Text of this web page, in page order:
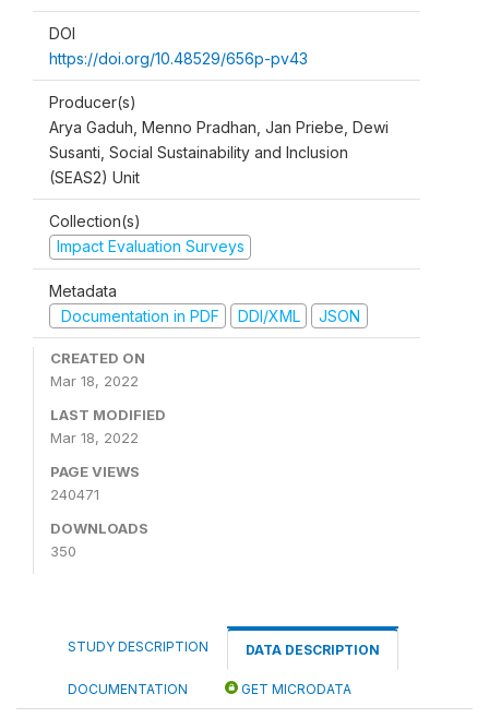
DOI
https://doi.org/10.48529/656p-pv43
Producer(s)
Arya Gaduh, Menno Pradhan, Jan Priebe, Dewi
Susanti, Social Sustainability and Inclusion
(SEAS2) Unit
Collection(s)
Impact Evaluation Surveys
Metadata
Documentation in PDF
DDI/XML JSON
CREATED ON
Mar 18, 2022
LAST MODIFIED
Mar 18, 2022
PAGE VIEWS
240471
DOWNLOADS
350
STUDY DESCRIPTION DATA DESCRIPTION
DOCUMENTATION GET MICRODATA